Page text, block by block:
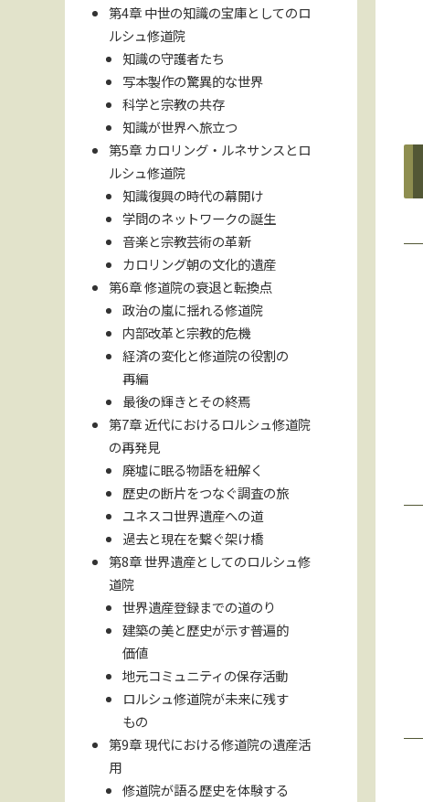
第4章 中世の知識の宝庫としてのロ
ルシュ修道院
知識の守護者たち
写本製作の驚異的な世界
科学と宗教の共存
知識が世界へ旅立つ
第5章 カロリング・ルネサンスとロ
ルシュ修道院
知識復興の時代の幕開け
学問のネットワークの誕生
音楽と宗教芸術の革新
カロリング朝の文化的遺産
第6章 修道院の衰退と転換点
政治の嵐に揺れる修道院
内部改革と宗教的危機
経済の変化と修道院の役割の
再編
最後の輝きとその終焉
第7章 近代におけるロルシュ修道院
の再発見
廃墟に眠る物語を紐解く
歴史の断片をつなぐ調査の旅
ユネスコ世界遺産への道
過去と現在を繋ぐ架け橋
第8章 世界遺産としてのロルシュ修
道院
世界遺産登録までの道のり
建築の美と歴史が示す普遍的
価値
地元コミュニティの保存活動
ロルシュ修道院が未来に残す
もの
第9章 現代における修道院の遺産活
用
修道院が語る歴史を体験する